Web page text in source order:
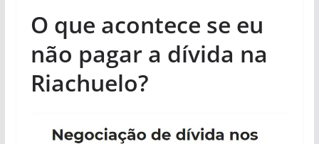
O que acontece se eu
não pagar a dívida na
Riachuelo?